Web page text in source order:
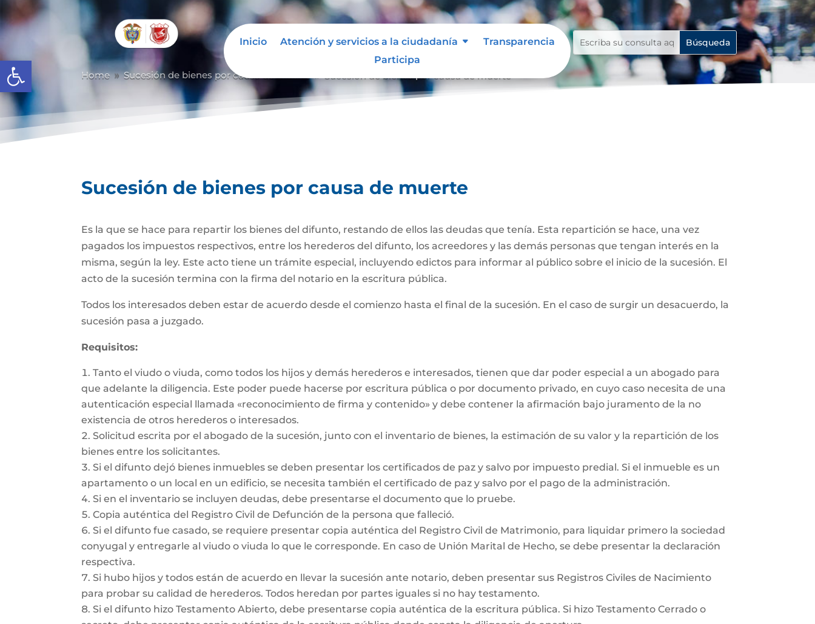
Abrir barra de herramientas
Inicio Atención y servicios a la ciudadanía
Transparencia
Participa
Home 9 Sucesión de bienes por causa de muerte
Sucesión de bienes por causa de muerte
Es la que se hace para repartir los bienes del difunto, restando de ellos las deudas que tenía. Esta repartición se hace, una vez
pagados los impuestos respectivos, entre los herederos del difunto, los acreedores y las demás personas que tengan interés en la
misma, según la ley. Este acto tiene un trámite especial, incluyendo edictos para informar al público sobre el inicio de la sucesión. El
acto de la sucesión termina con la firma del notario en la escritura pública.
Todos los interesados deben estar de acuerdo desde el comienzo hasta el final de la sucesión. En el caso de surgir un desacuerdo, la
sucesión pasa a juzgado.
Requisitos:
Tanto el viudo o viuda, como todos los hijos y demás herederos e interesados, tienen que dar poder especial a un abogado para
que adelante la diligencia. Este poder puede hacerse por escritura pública o por documento privado, en cuyo caso necesita de una
autenticación especial llamada «reconocimiento de firma y contenido» y debe contener la afirmación bajo juramento de la no
existencia de otros herederos o interesados.
Solicitud escrita por el abogado de la sucesión, junto con el inventario de bienes, la estimación de su valor y la repartición de los
bienes entre los solicitantes.
Si el difunto dejó bienes inmuebles se deben presentar los certificados de paz y salvo por impuesto predial. Si el inmueble es un
apartamento o un local en un edificio, se necesita también el certificado de paz y salvo por el pago de la administración.
Si en el inventario se incluyen deudas, debe presentarse el documento que lo pruebe.
Copia auténtica del Registro Civil de Defunción de la persona que falleció.
Si el difunto fue casado, se requiere presentar copia auténtica del Registro Civil de Matrimonio, para liquidar primero la sociedad
conyugal y entregarle al viudo o viuda lo que le corresponde. En caso de Unión Marital de Hecho, se debe presentar la declaración
respectiva.
Si hubo hijos y todos están de acuerdo en llevar la sucesión ante notario, deben presentar sus Registros Civiles de Nacimiento
para probar su calidad de herederos. Todos heredan por partes iguales si no hay testamento.
Si el difunto hizo Testamento Abierto, debe presentarse copia auténtica de la escritura pública. Si hizo Testamento Cerrado o